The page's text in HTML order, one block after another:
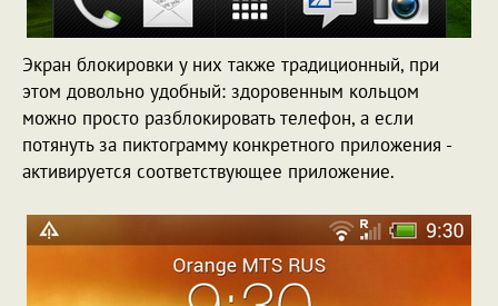
Экран блокировки у них также традиционный, при
этом довольно удобный: здоровенным кольцом
можно просто разблокировать телефон, а если
потянуть за пиктограмму конкретного приложения -
активируется соответствующее приложение.